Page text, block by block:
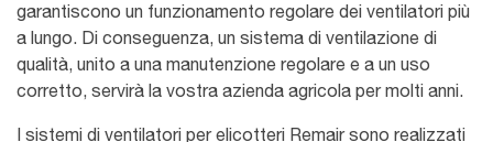
garantiscono un funzionamento regolare dei ventilatori più
a lungo. Di conseguenza, un sistema di ventilazione di
qualità, unito a una manutenzione regolare e a un uso
corretto, servirà la vostra azienda agricola per molti anni.
I sistemi di ventilatori per elicotteri Remair sono realizzati